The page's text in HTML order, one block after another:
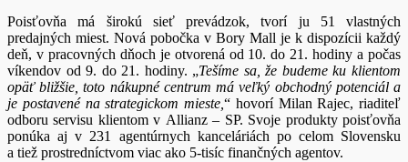
Poisťovňa má širokú sieť prevádzok, tvorí ju 51 vlastných
predajných miest. Nová pobočka v Bory Mall je k dispozícii každý
deň, v pracovných dňoch je otvorená od 10. do 21. hodiny a počas
víkendov od 9. do 21. hodiny. „Tešíme sa, že budeme ku klientom
opäť bližšie, toto nákupné centrum má veľký obchodný potenciál a
je postavené na strategickom mieste, “ hovorí Milan Rajec, riaditeľ
odboru servisu klientom v Allianz – SP. Svoje produkty poisťovňa
ponúka aj v 231 agentúrnych kanceláriách po celom Slovensku
a tiež prostredníctvom viac ako 5-tisíc finančných agentov.